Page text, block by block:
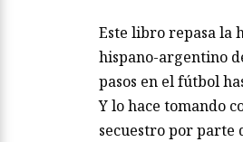
Este libro repasa la
hispano-argentino
pasos en el fútbol
Y lo hace tomando
secuestro por parte